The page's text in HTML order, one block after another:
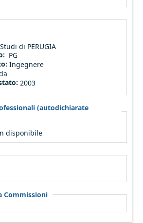
di PERUGIA
PG
Ingegnere
2003
(autodichiarate
disponibile
Commissioni